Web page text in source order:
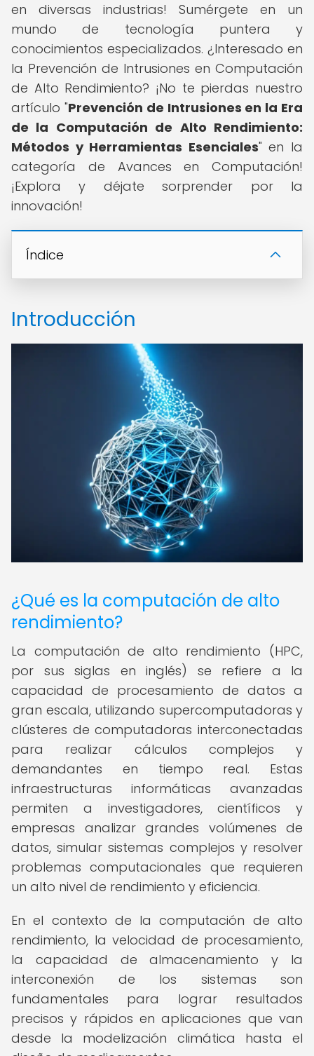
en diversas industrias! Sumérgete en un
mundo de tecnología puntera y
conocimientos especializados. ¿Interesado en
la Prevención de Intrusiones en Computación
de Alto Rendimiento? ¡No te pierdas nuestro
artículo "Prevención de Intrusiones en la Era
de la Computación de Alto Rendimiento:
Métodos y Herramientas Esenciales" en la
categoría de Avances en Computación!
¡Explora y déjate sorprender por la
innovación!
Índice
Introducción
¿Qué es la computación de alto
rendimiento?
La computación de alto rendimiento (HPC,
por sus siglas en inglés) se refiere a la
capacidad de procesamiento de datos a
gran escala, utilizando supercomputadoras y
clústeres de computadoras interconectadas
para realizar cálculos complejos y
demandantes en tiempo real. Estas
infraestructuras informáticas avanzadas
permiten a investigadores, científicos y
empresas analizar grandes volúmenes de
datos, simular sistemas complejos y resolver
problemas computacionales que requieren
un alto nivel de rendimiento y eficiencia.
En el contexto de la computación de alto
rendimiento, la velocidad de procesamiento,
la capacidad de almacenamiento y la
interconexión de los sistemas son
fundamentales para lograr resultados
precisos y rápidos en aplicaciones que van
desde la modelización climática hasta el